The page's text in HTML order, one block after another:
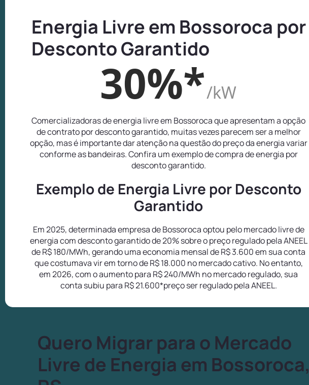
Energia Livre em Bossoroca por
Desconto Garantido
30%*/kW
Comercializadoras de energia livre em Bossoroca que apresentam a opção
de contrato por desconto garantido, muitas vezes parecem ser a melhor
opção, mas é importante dar atenção na questão do preço da energia variar
conforme as bandeiras. Confira um exemplo de compra de energia por
desconto garantido.
Exemplo de Energia Livre por Desconto
Garantido
Em 2025, determinada empresa de Bossoroca optou pelo mercado livre de
energia com desconto garantido de 20% sobre o preço regulado pela ANEEL
de R$ 180/MWh, gerando uma economia mensal de R$ 3.600 em sua conta
que costumava vir em torno de R$ 18.000 no mercado cativo. No entanto,
em 2026, com o aumento para R$ 240/MWh no mercado regulado, sua
conta subiu para R$ 21.600*preço ser regulado pela ANEEL.
Quero Migrar para o Mercado
Livre de Energia em Bossoroca,